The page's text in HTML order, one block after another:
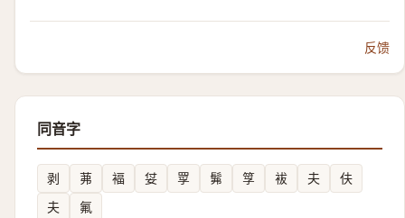
反馈
同音字
剥 茀 褔 姇 罦 髴 筟 袚 夫
伕
夫
氟